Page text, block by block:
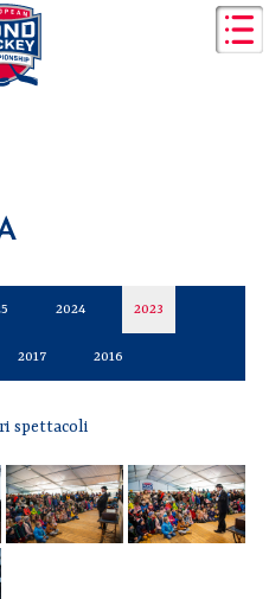
2024 2023
2017 2016
spettacoli